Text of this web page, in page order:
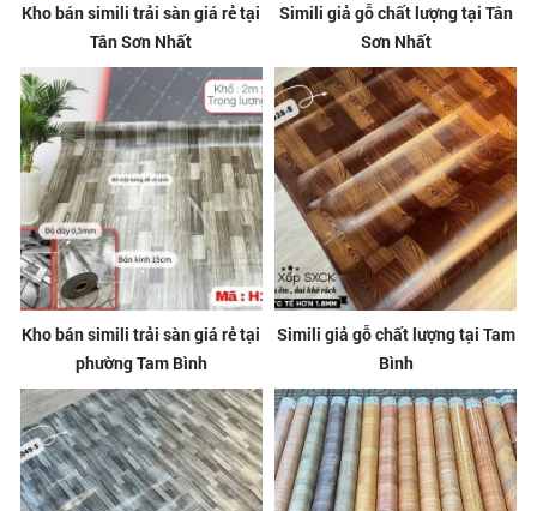
Kho bán simili trải sàn giá rẻ tại
Tân Sơn Nhất
Simili giả gỗ chất lượng tại Tân
Sơn Nhất
Kho bán simili trải sàn giá rẻ tại
phường Tam Bình
Simili giả gỗ chất lượng tại Tam
Bình